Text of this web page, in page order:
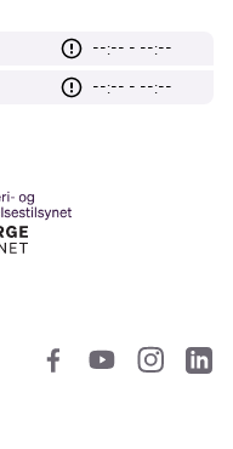
--:-- - --:--
--:-- - --:--